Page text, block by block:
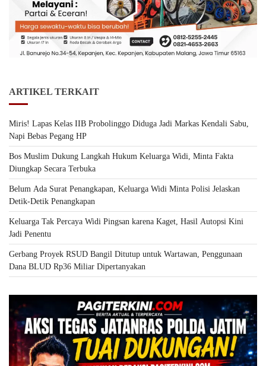
ARTIKEL TERKAIT
Miris! Lapas Kelas IIB Probolinggo Diduga Jadi Markas Kendali Sabu,
Napi Bebas Pegang HP
Bos Muslim Dukung Langkah Hukum Keluarga Widi, Minta Fakta
Diungkap Secara Terbuka
Belum Ada Surat Penangkapan, Keluarga Widi Minta Polisi Jelaskan
Detik-Detik Penangkapan
Keluarga Tak Percaya Widi Pingsan karena Kaget, Hasil Autopsi Kini
Jadi Penentu
Gerbang Proyek RSUD Bangil Ditutup untuk Wartawan, Penggunaan
Dana BLUD Rp36 Miliar Dipertanyakan